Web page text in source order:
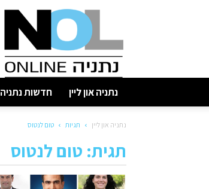
נתניה
נתניה און ליין חדשות נתניה
נתניה און ליין תגיות טום לנטוס
תגית: טום לנטוס